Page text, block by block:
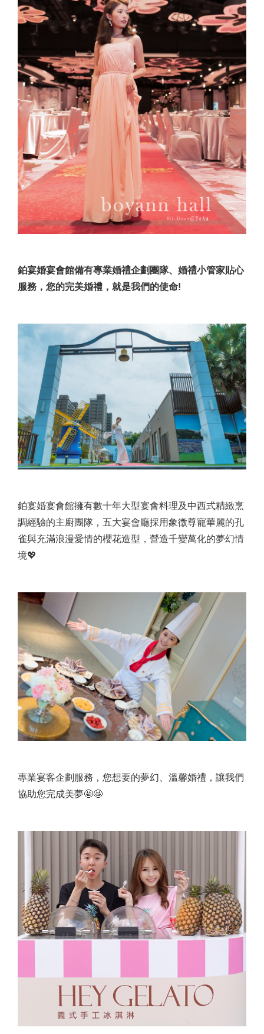
鉑宴婚宴會館備有專業婚禮企劃團隊、婚禮小管家貼心
服務，您的完美婚禮，就是我們的使命!
鉑宴婚宴會館擁有數十年大型宴會料理及中西式精緻烹
調經驗的主廚團隊，五大宴會廳採用象徵尊寵華麗的孔
雀與充滿浪漫愛情的櫻花造型，營造千變萬化的夢幻情
境💖
專業宴客企劃服務，您想要的夢幻、溫馨婚禮，讓我們
協助您完成美夢🤩🤩